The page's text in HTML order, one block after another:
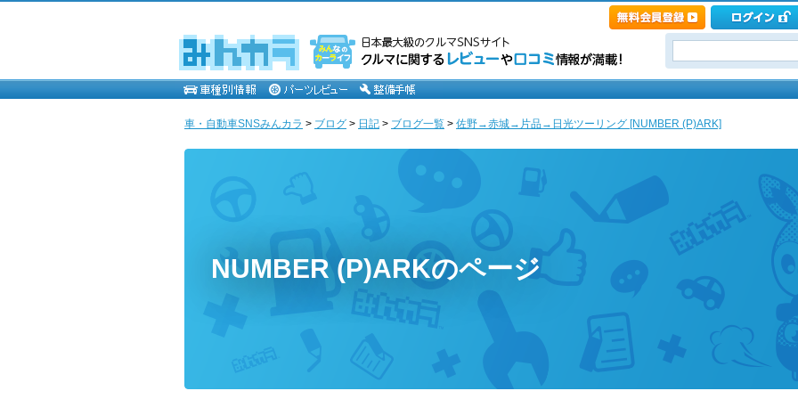
車・自動車SNSみんカラ > ブログ > 日記 > ブログ一覧 > 佐野→赤城→片品→日光ツーリング [NUMBER (P)ARK]
NUMBER (P)ARKのページ